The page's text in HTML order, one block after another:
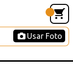
Usar Foto